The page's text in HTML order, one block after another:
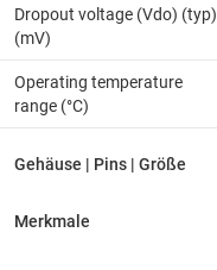
Dropout voltage (Vdo) (typ)
(mV)
Operating temperature
range (°C)